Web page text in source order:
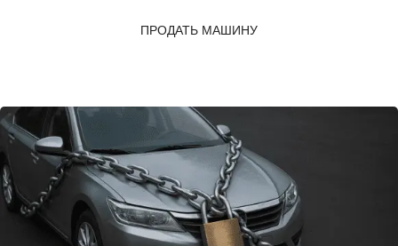
ПРОДАТЬ МАШИНУ